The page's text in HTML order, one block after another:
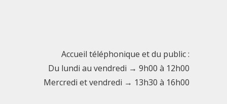
Accueil téléphonique et du public :
Du lundi au vendredi → 9h00 à 12h00
Mercredi et vendredi → 13h30 à 16h00